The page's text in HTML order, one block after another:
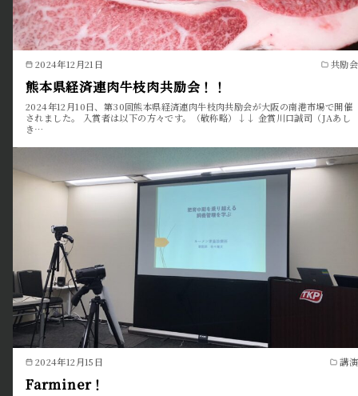
2024年12月21日 共励会
熊本県経済連肉牛枝肉共励会！！
2024年12月10日、第30回熊本県経済連肉牛枝肉共励会が大阪の南港市場で開催
されました。 入賞者は以下の方々です。（敬称略）↓↓ 金賞川口誠司（JAあし
き…
2024年12月15日 講演
Farminer！